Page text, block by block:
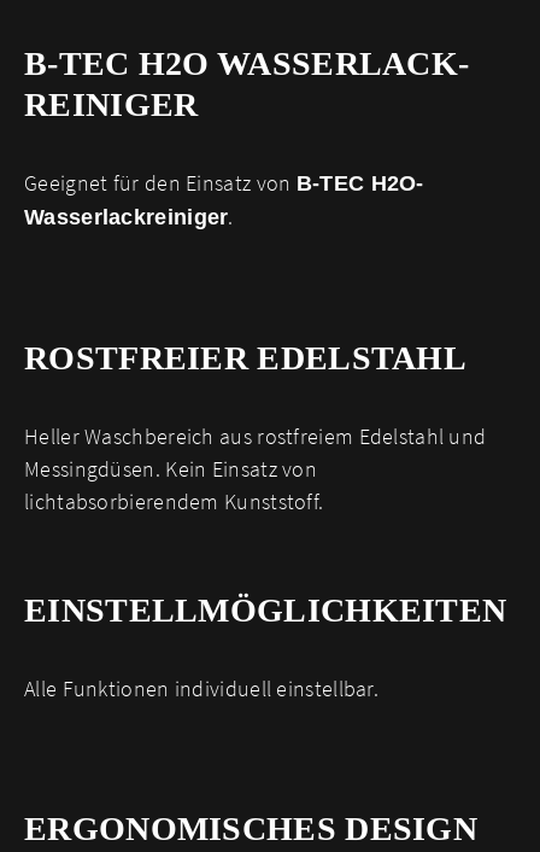
B-TEC H2O WASSERLACK­
REINIGER
Geeignet für den Einsatz von B-TEC H2O-
Wasserlackreiniger.
ROSTFREIER EDELSTAHL
Heller Waschbereich aus rostfreiem Edelstahl und
Messingdüsen. Kein Einsatz von
lichtabsorbierendem Kunststoff.
EINSTELL­MÖGLICHKEITEN
Alle Funktionen individuell einstellbar.
ERGONOMISCHES DESIGN